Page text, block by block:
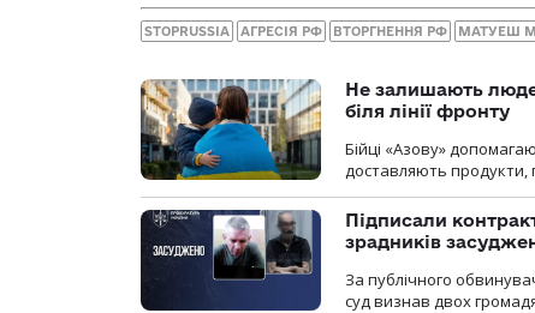
STOPRUSSIA АГРЕСІЯ РФ ВТОРГНЕННЯ РФ МАТУЕШ
Не залишають
біля лінії фронту
Бійці «Азову»
доставляють продукти,
Підписали
зрадників
За публічного
суд визнав двох